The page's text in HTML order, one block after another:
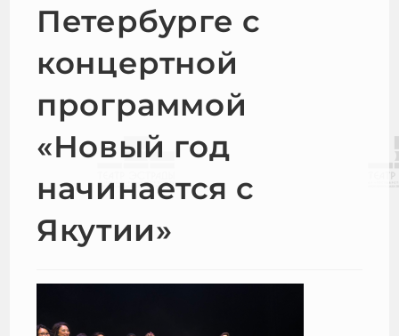
Петербурге с
концертной
программой
«Новый год
начинается с
Якутии»